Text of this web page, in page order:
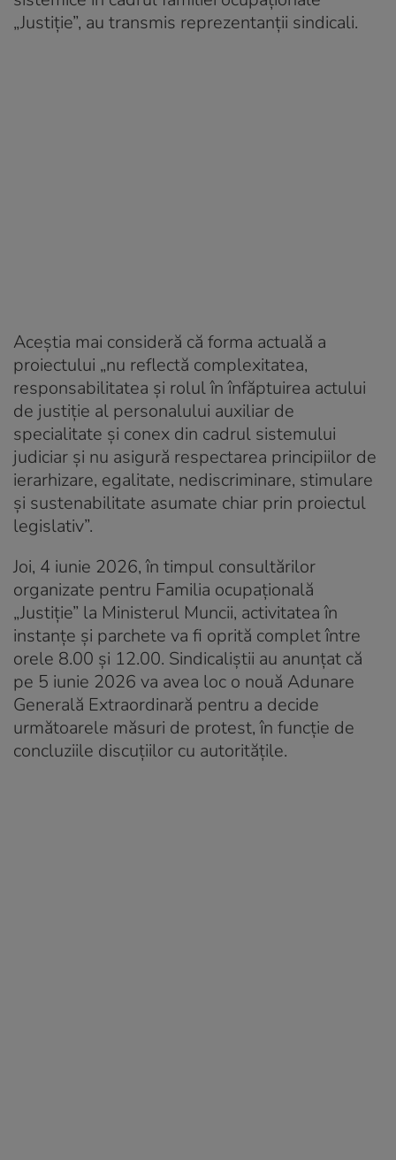
„Justiție”, au transmis reprezentanții sindicali.
Aceștia mai consideră că forma actuală a
proiectului „nu reflectă complexitatea,
responsabilitatea și rolul în înfăptuirea actului
de justiție al personalului auxiliar de
specialitate și conex din cadrul sistemului
judiciar și nu asigură respectarea principiilor de
ierarhizare, egalitate, nediscriminare, stimulare
și sustenabilitate asumate chiar prin proiectul
legislativ”.
Joi, 4 iunie 2026, în timpul consultărilor
organizate pentru Familia ocupațională
„Justiție” la Ministerul Muncii, activitatea în
instanțe și parchete va fi oprită complet între
orele 8.00 și 12.00. Sindicaliștii au anunțat că
pe 5 iunie 2026 va avea loc o nouă Adunare
Generală Extraordinară pentru a decide
următoarele măsuri de protest, în funcție de
concluziile discuțiilor cu autoritățile.